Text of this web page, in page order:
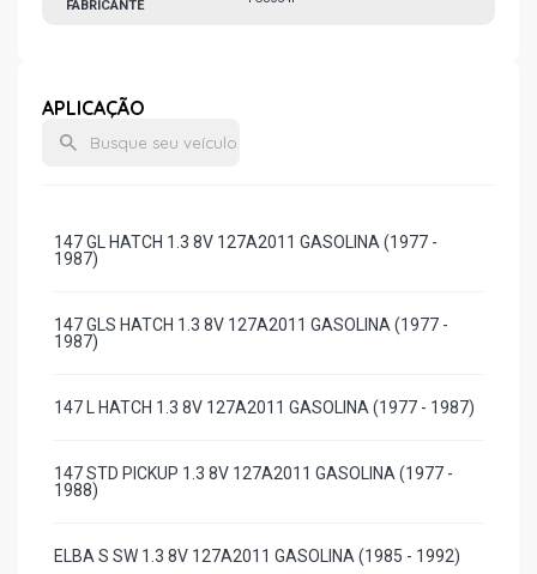
FABRICANTE
APLICAÇÃO
147 GL HATCH 1.3 8V 127A2011 GASOLINA (1977 -
1987)
147 GLS HATCH 1.3 8V 127A2011 GASOLINA (1977 -
1987)
147 L HATCH 1.3 8V 127A2011 GASOLINA (1977 - 1987)
147 STD PICKUP 1.3 8V 127A2011 GASOLINA (1977 -
1988)
ELBA S SW 1.3 8V 127A2011 GASOLINA (1985 - 1992)